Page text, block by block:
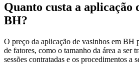
Quanto custa a aplicação
BH?
O preço da aplicação de vasinhos em BH
de fatores, como o tamanho da área a ser
sessões contratadas e os procedimentos a